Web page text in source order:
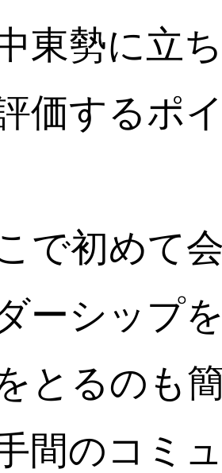
東勢に立
価するポ
で初めて
ーシップ
とるのも
間のコミ